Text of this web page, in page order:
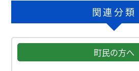
関連分類
町民の方へ